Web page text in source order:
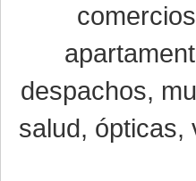
despachos,
salud, ópticas,